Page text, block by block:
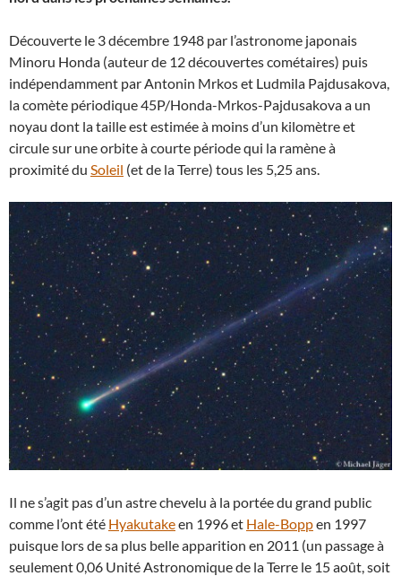
Découverte le 3 décembre 1948 par l’astronome japonais
Minoru Honda (auteur de 12 découvertes cométaires) puis
indépendamment par Antonin Mrkos et Ludmila Pajdusakova,
la comète périodique 45P/Honda-Mrkos-Pajdusakova a un
noyau dont la taille est estimée à moins d’un kilomètre et
circule sur une orbite à courte période qui la ramène à
proximité du Soleil (et de la Terre) tous les 5,25 ans.
Il ne s’agit pas d’un astre chevelu à la portée du grand public
comme l’ont été Hyakutakeen 1996 et Hale-Boppen 1997
puisque lors de sa plus belle apparition en 2011 (un passage à
seulement 0,06 Unité Astronomique de la Terre le 15 août, soit